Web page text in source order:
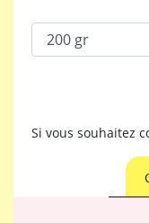
Si vous souhaitez